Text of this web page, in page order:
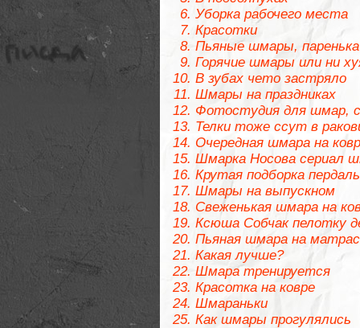
Уборка рабочего места
Красотки
Пьяные шмары, паренька
Горячие шмары или ни
В зубах чето застряло
Шмары на праздниках
Фотостудия для шмар,
Телки тоже ссут в
Очередная шмара на
Шмарка Носова сериал
Крутая подборка
Шмары на выпускном
Свеженькая шмара на
Ксюша Собчак пелотку
Пьяная шмара на
Какая лучше?
Шмара тренируется
Красотка на ковре
Шмараньки
Как шмары прогулялись